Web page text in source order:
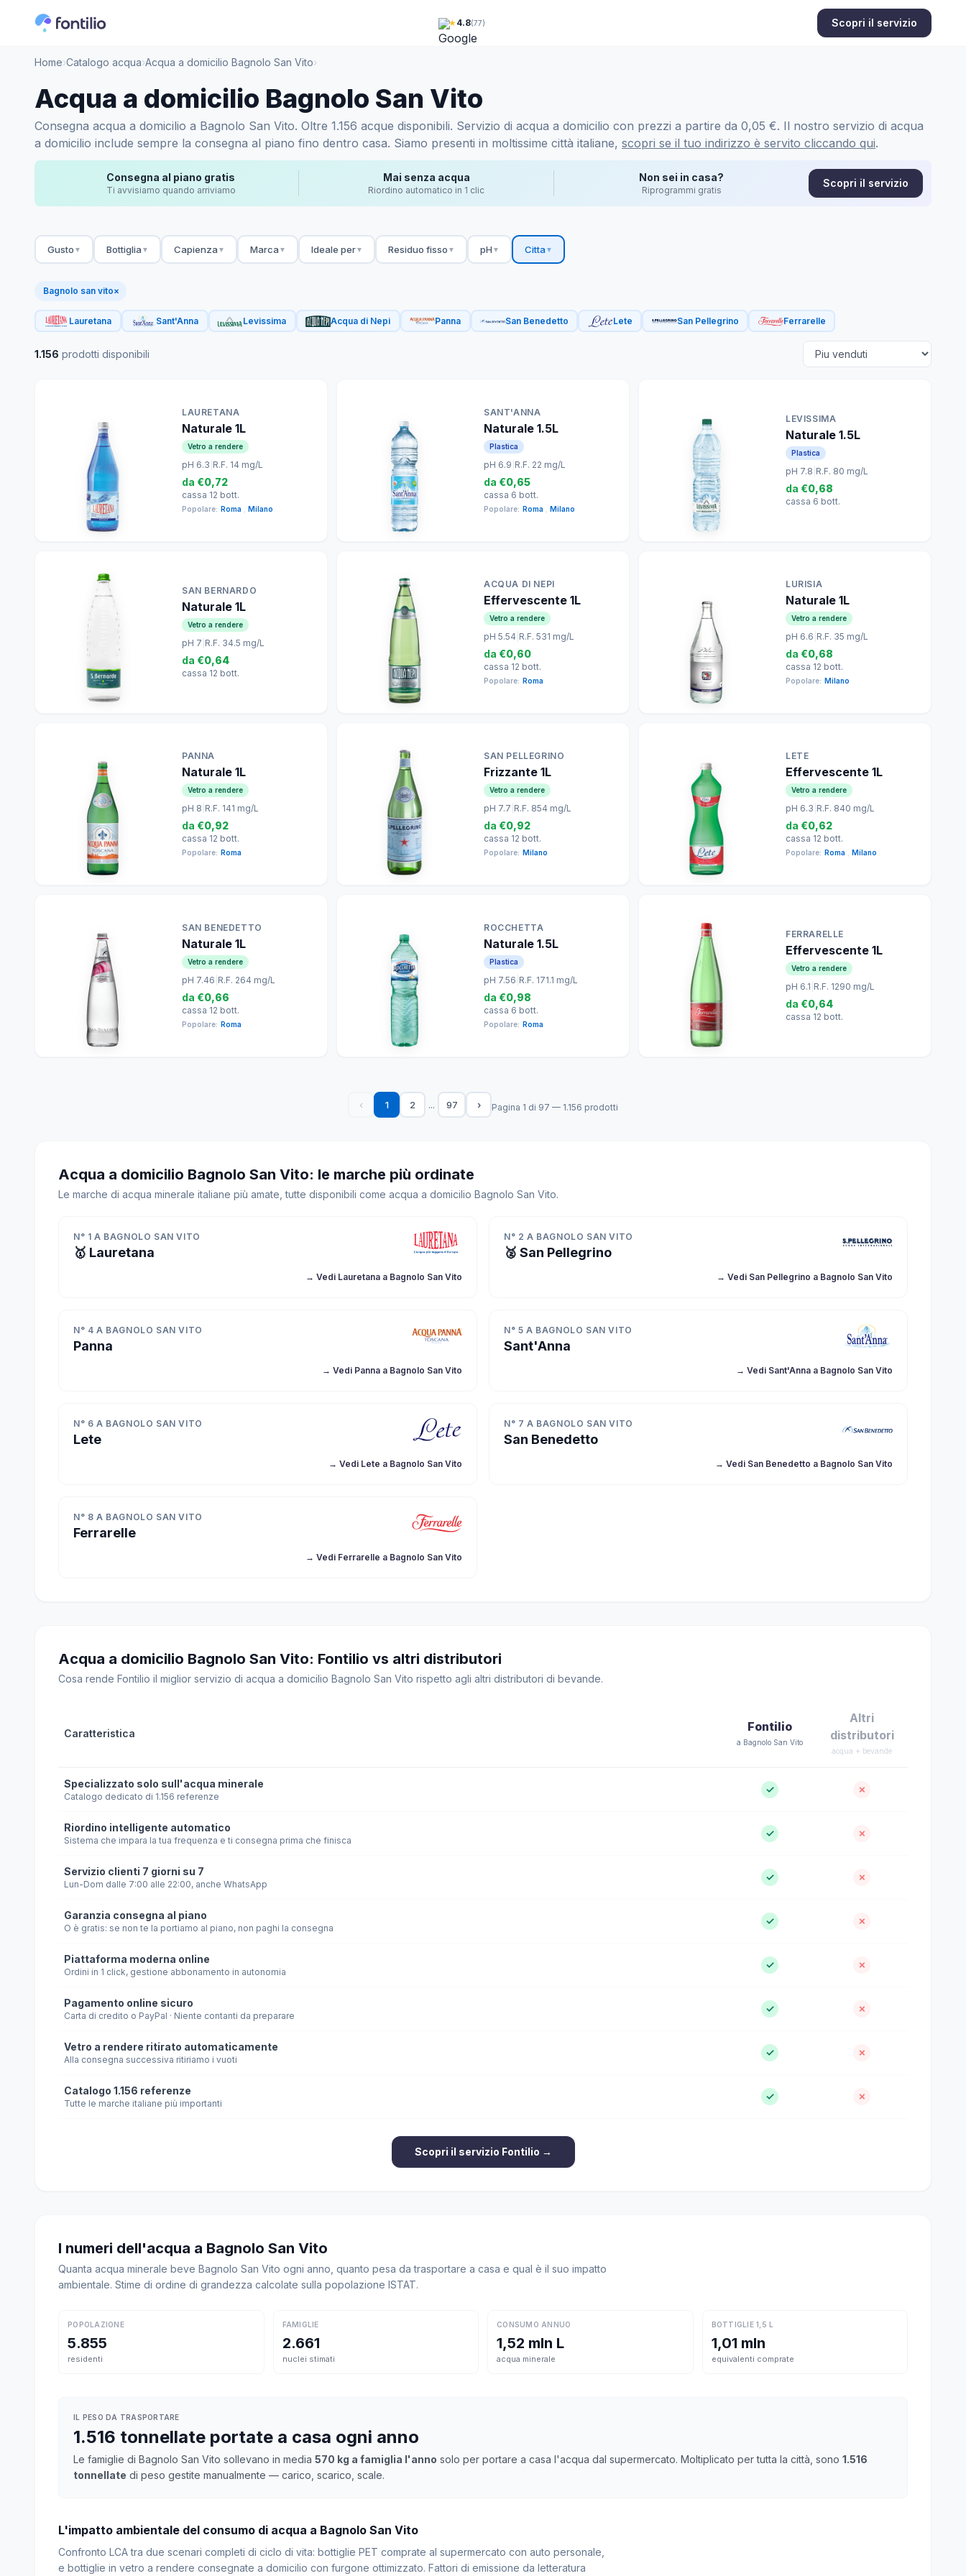
★4.8(77) Scopri il servizio
Home›Catalogo acqua›Acqua a domicilio Bagnolo San Vito›
Acqua a domicilio Bagnolo San Vito
Consegna acqua a domicilio a Bagnolo San Vito. Oltre 1.156 acque disponibili. Servizio di acqua a domicilio con prezzi a partire da 0,05 €. Il nostro servizio di acqua
a domicilio include sempre la consegna al piano fino dentro casa. Siamo presenti in moltissime città italiane, scopri se il tuo indirizzo è servito cliccando qui.
Consegna al piano gratis
Ti avvisiamo quando arriviamo
Mai senza acqua
Riordino automatico in 1 clic
Non sei in casa?
Riprogrammi gratis
Scopri il servizio
Gusto ▼ Bottiglia ▼ Capienza ▼ Marca ▼ Ideale per▼ Residuo fisso ▼ pH ▼ Citta▼
Bagnolo san vito×
Lauretana Sant'Anna Levissima Acqua di Nepi Panna San Benedetto Lete San Pellegrino Ferrarelle
1.156 prodotti disponibili
LAURETANA
Naturale 1L
Vetro a rendere
pH 6.3 R.F. 14 mg/L
da €0,72
cassa 12 bott.
Popolare: Roma Milano
SANT'ANNA
Naturale 1.5L
Plastica
pH 6.9 R.F. 22 mg/L
da €0,65
cassa 6 bott.
Popolare: Roma Milano
LEVISSIMA
Naturale 1.5L
Plastica
pH 7.8 R.F. 80 mg/L
da €0,68
cassa 6 bott.
SAN BERNARDO
Naturale 1L
Vetro a rendere
pH 7 R.F. 34.5 mg/L
da €0,64
cassa 12 bott.
ACQUA DI NEPI
Effervescente 1L
Vetro a rendere
pH 5.54 R.F. 531 mg/L
da €0,60
cassa 12 bott.
Popolare: Roma
LURISIA
Naturale 1L
Vetro a rendere
pH 6.6 R.F. 35 mg/L
da €0,68
cassa 12 bott.
Popolare: Milano
PANNA
Naturale 1L
Vetro a rendere
pH 8 R.F. 141 mg/L
da €0,92
cassa 12 bott.
Popolare: Roma
SAN PELLEGRINO
Frizzante 1L
Vetro a rendere
pH 7.7 R.F. 854 mg/L
da €0,92
cassa 12 bott.
Popolare: Milano
LETE
Effervescente 1L
Vetro a rendere
pH 6.3 R.F. 840 mg/L
da €0,62
cassa 12 bott.
Popolare: Roma Milano
SAN BENEDETTO
Naturale 1L
Vetro a rendere
pH 7.46 R.F. 264 mg/L
da €0,66
cassa 12 bott.
Popolare: Roma
ROCCHETTA
Naturale 1.5L
Plastica
pH 7.56 R.F. 171.1 mg/L
da €0,98
cassa 6 bott.
Popolare: Roma
FERRARELLE
Effervescente 1L
Vetro a rendere
pH 6.1 R.F. 1290 mg/L
da €0,64
cassa 12 bott.
‹ 1 2 ... 97 › Pagina 1 di 97 — 1.156 prodotti
Acqua a domicilio Bagnolo San Vito: le marche più ordinate
Le marche di acqua minerale italiane più amate, tutte disponibili come acqua a domicilio Bagnolo San Vito.
N° 1 A BAGNOLO SAN VITO
🥇 Lauretana
→ Vedi Lauretana a Bagnolo San Vito
N° 2 A BAGNOLO SAN VITO
🥈 San Pellegrino
→ Vedi San Pellegrino a Bagnolo San Vito
N° 4 A BAGNOLO SAN VITO
Panna
→ Vedi Panna a Bagnolo San Vito
N° 5 A BAGNOLO SAN VITO
Sant'Anna
→ Vedi Sant'Anna a Bagnolo San Vito
N° 6 A BAGNOLO SAN VITO
Lete
→ Vedi Lete a Bagnolo San Vito
N° 7 A BAGNOLO SAN VITO
San Benedetto
→ Vedi San Benedetto a Bagnolo San Vito
N° 8 A BAGNOLO SAN VITO
Ferrarelle
→ Vedi Ferrarelle a Bagnolo San Vito
Acqua a domicilio Bagnolo San Vito: Fontilio vs altri distributori
Cosa rende Fontilio il miglior servizio di acqua a domicilio Bagnolo San Vito rispetto agli altri distributori di bevande.
Caratteristica Fontilio
a Bagnolo San Vito
Altri
distributori
acqua + bevande
Specializzato solo sull'acqua minerale
Catalogo dedicato di 1.156 referenze
✓ ✗
Riordino intelligente automatico
Sistema che impara la tua frequenza e ti consegna prima che finisca
✓ ✗
Servizio clienti 7 giorni su 7
Lun-Dom dalle 7:00 alle 22:00, anche WhatsApp
✓ ✗
Garanzia consegna al piano
O è gratis: se non te la portiamo al piano, non paghi la consegna
✓ ✗
Piattaforma moderna online
Ordini in 1 click, gestione abbonamento in autonomia
✓ ✗
Pagamento online sicuro
Carta di credito o PayPal · Niente contanti da preparare
✓ ✗
Vetro a rendere ritirato automaticamente
Alla consegna successiva ritiriamo i vuoti
✓ ✗
Catalogo 1.156 referenze
Tutte le marche italiane più importanti
✓ ✗
Scopri il servizio Fontilio →
I numeri dell'acqua a Bagnolo San Vito
Quanta acqua minerale beve Bagnolo San Vito ogni anno, quanto pesa da trasportare a casa e qual è il suo impatto
ambientale. Stime di ordine di grandezza calcolate sulla popolazione ISTAT.
POPOLAZIONE
5.855
residenti
FAMIGLIE
2.661
nuclei stimati
CONSUMO ANNUO
1,52 mln L
acqua minerale
BOTTIGLIE 1,5 L
1,01 mln
equivalenti comprate
IL PESO DA TRASPORTARE
1.516 tonnellate portate a casa ogni anno
Le famiglie di Bagnolo San Vito sollevano in media 570 kg a famiglia l'anno solo per portare a casa l'acqua dal supermercato. Moltiplicato per tutta la città, sono 1.516
tonnellate di peso gestite manualmente — carico, scarico, scale.
L'impatto ambientale del consumo di acqua a Bagnolo San Vito
Confronto LCA tra due scenari completi di ciclo di vita: bottiglie PET comprate al supermercato con auto personale,
e bottiglie in vetro a rendere consegnate a domicilio con furgone ottimizzato. Fattori di emissione da letteratura